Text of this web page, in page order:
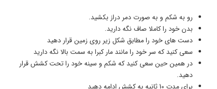
رو به شکم و به صورت دمر دراز بکشید.
بدن خود را کاملا صاف نگه دارید.
دست های خود را مطابق شکل زیر روی زمین قرار دهید
سعی کنید که سر خود را مانند مار کبرا به سمت بالا نگه دارید
در همین حین سعی کنید که شکم و سینه خود را تحت کشش قرار
دهید.
برای مدت 10 ثانیه به کشش ادامه دهید